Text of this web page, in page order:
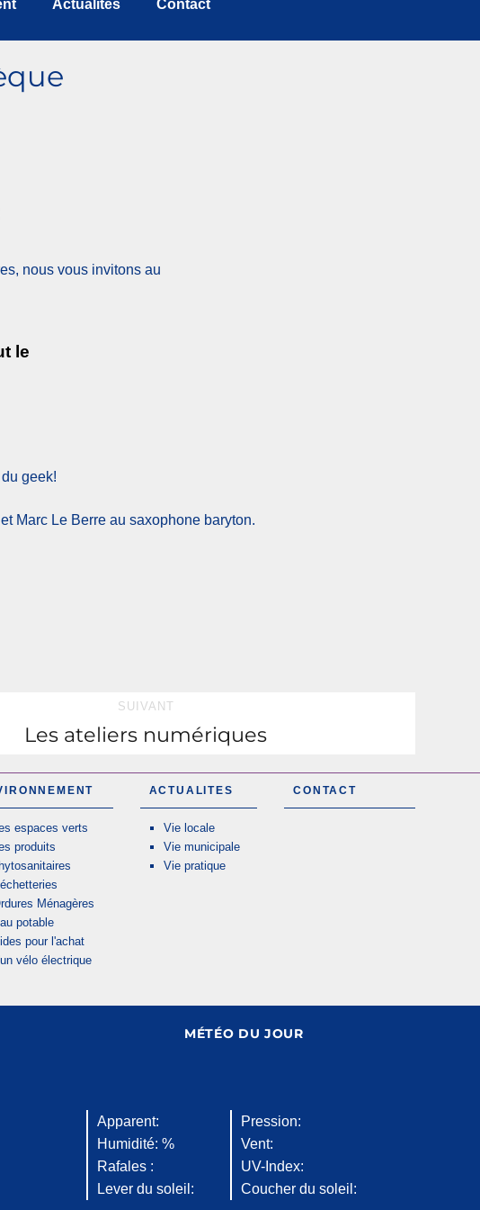
Actualités Contact
nous vous invitons au
le
geek!
Marc Le Berre au saxophone baryton.
SUIVANT
Les ateliers numériques
espaces verts
produits
Ménagères
potable
pour l'achat
vélo électrique
ACTUALITES
Vie locale
Vie municipale
Vie pratique
CONTACT
MÉTÉO DU JOUR
Apparent:
Pression:
Humidité: %
Vent:
Rafales :
UV-Index:
Lever du soleil:
Coucher du soleil: